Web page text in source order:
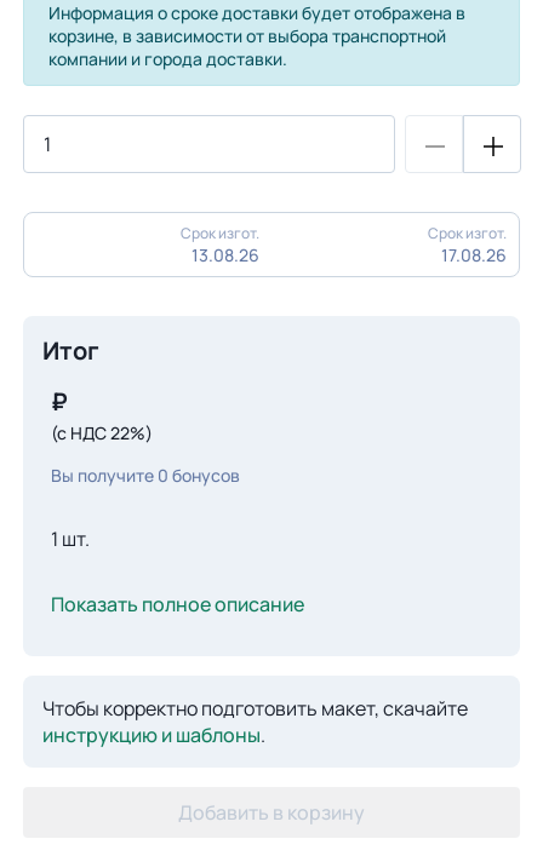
Информация о сроке доставки будет отображена в
корзине, в зависимости от выбора транспортной
компании и города доставки.
Срок изгот.
13.08.26
Срок изгот.
17.08.26
Итог
₽
(с НДС 22%)
Вы получите 0 бонусов
1 шт.
Показать полное описание
Чтобы корректно подготовить макет, скачайте
инструкцию и шаблоны.
Добавить в корзину